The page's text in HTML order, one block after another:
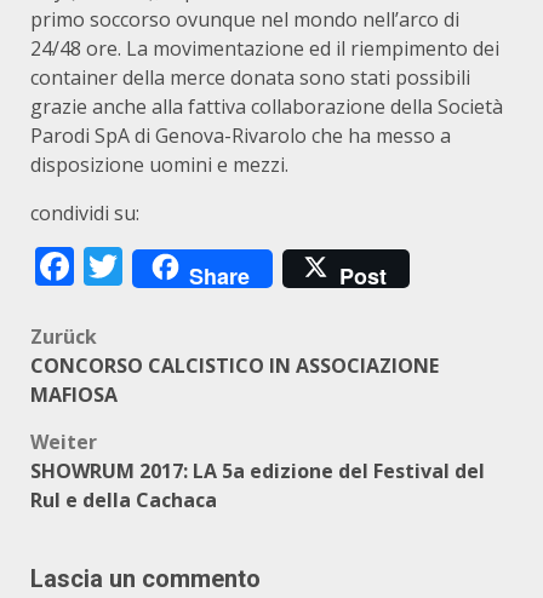
primo soccorso ovunque nel mondo nell’arco di
24/48 ore. La movimentazione ed il riempimento dei
container della merce donata sono stati possibili
grazie anche alla fattiva collaborazione della Società
Parodi SpA di Genova-Rivarolo che ha messo a
disposizione uomini e mezzi.
condividi su:
Facebook
Twitter
Share Post
Beitragsnavigation
Zurück
CONCORSO CALCISTICO IN ASSOCIAZIONE
MAFIOSA
Weiter
SHOWRUM 2017: LA 5a edizione del Festival del
Rul e della Cachaca
Lascia un commento